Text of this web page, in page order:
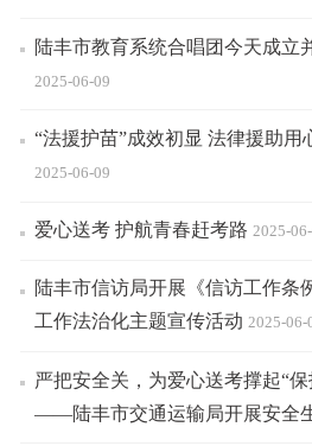
陆丰市教育系统合唱团今天成立
2025-06-09
“法援护苗”成效初显 法律援助用
2025-06-09
爱心送考 护航青春赶考路 2025-
陆丰市信访局开展《信访工作条
工作法治化主题宣传活动 2025-06-
严把安全关，为爱心送考撑起“保
——陆丰市交通运输局开展安全